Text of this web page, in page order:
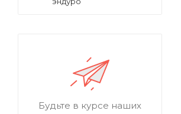
Будьте в курсе наших